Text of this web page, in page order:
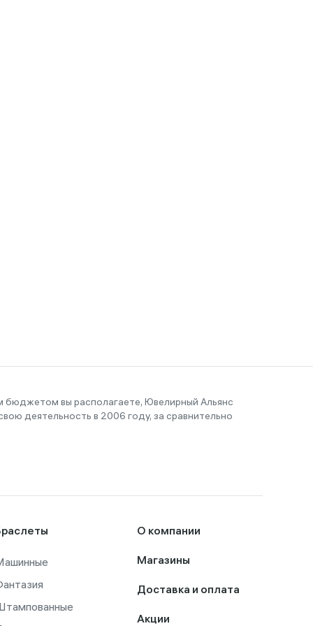
бюджетом вы располагаете, Ювелирный Альянс
деятельность в 2006 году, за сравнительно
О компании
Магазины
Доставка и оплата
Акции